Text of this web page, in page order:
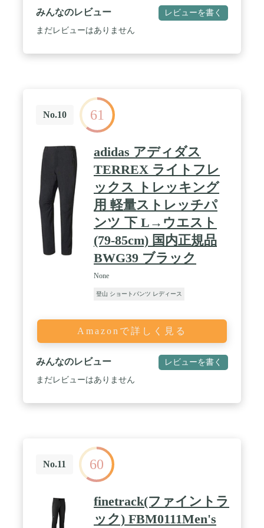
みんなのレビュー レビューを書く
まだレビューはありません
No.10 61
adidas アディダス
TERREX ライトフレ
ックス トレッキング
用 軽量ストレッチパ
ンツ 下 L→ウエスト
(79-85cm) 国内正規品
BWG39 ブラック
None
登山 ショートパンツ レディース
Amazonで詳しく見る
みんなのレビュー レビューを書く
まだレビューはありません
No.11 60
finetrack(ファイントラ
ック) FBM0111Men's